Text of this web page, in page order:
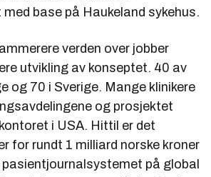
base på Haukeland sykehus.
verden over jobber
utvikling av konseptet. 40 av
og 70 i Sverige. Mange klinikere
og prosjektet
i USA. Hittil er det
for rundt 1 milliard norske kroner
på global